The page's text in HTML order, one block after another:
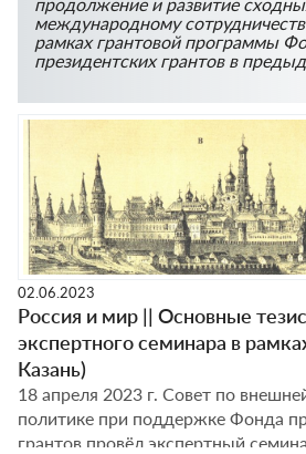
международному
рамках грантовой программы
президентских грантов в
02.06.2023
Россия и мир || Основные
экспертного семинара в
Казань)
18 апреля 2023 г. Совет по
политике при поддержке Фонда
грантов провёл экспертный